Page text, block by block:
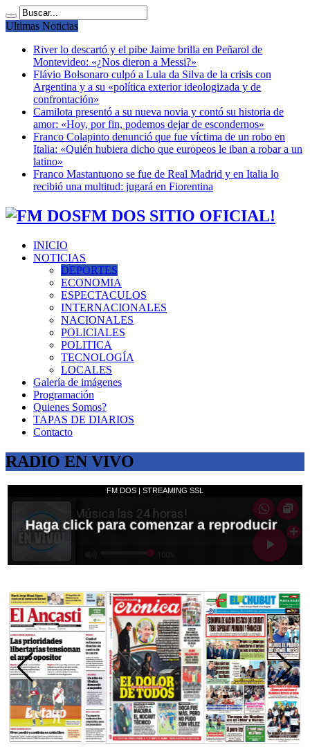
Ultimas Noticias
River lo descartó y el pibe Jaime brilla en Peñarol de
Montevideo: «¿Nos dieron a Messi?»
Flávio Bolsonaro culpó a Lula da Silva de la crisis con
Argentina y a su «política exterior ideologizada y de
confrontación»
Camilota presentó a su nueva novia y contó su historia de
amor: «Hoy, por fin, podemos dejar de escondernos»
Franco Colapinto denunció que fue víctima de un robo en
Italia: «Quién hubiera dicho que europeos le iban a robar a un
latino»
Franco Mastantuono se fue de Real Madrid y en Italia lo
recibió una multitud: jugará en Fiorentina
FM DOS SITIO OFICIAL!
INICIO
NOTICIAS
DEPORTES
ECONOMIA
ESPECTACULOS
INTERNACIONALES
NACIONALES
POLICIALES
POLITICA
TECNOLOGÍA
LOCALES
Galería de imágenes
Programación
Quienes Somos?
TAPAS DE DIARIOS
Contacto
RADIO EN VIVO